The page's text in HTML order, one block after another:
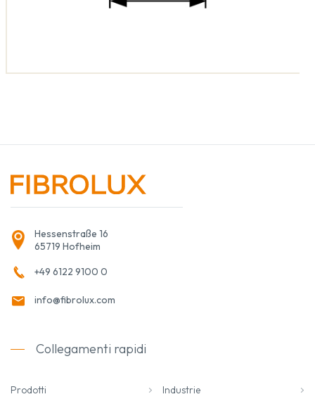
Hessenstraße 16
65719 Hofheim
+49 6122 9100 0
info@fibrolux.com
Collegamenti rapidi
Prodotti Industrie